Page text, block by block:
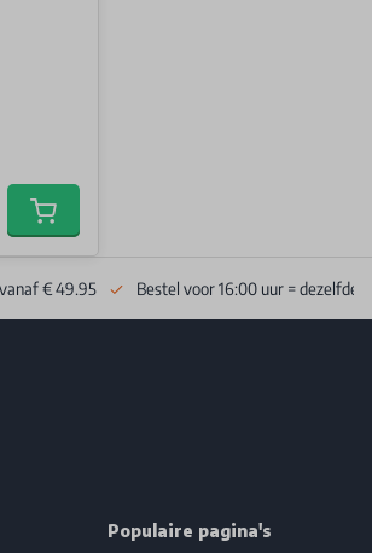
Add to cart
€ 49.95 Bestel voor 16:00 uur = dezelfde
Populaire pagina's